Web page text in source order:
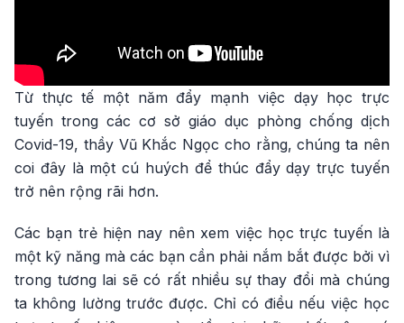
Từ thực tế một năm đẩy mạnh việc dạy học trực
tuyến trong các cơ sở giáo dục phòng chống dịch
Covid-19, thầy Vũ Khắc Ngọc cho rằng, chúng ta nên
coi đây là một cú huých để thúc đẩy dạy trực tuyến
trở nên rộng rãi hơn.
Các bạn trẻ hiện nay nên xem việc học trực tuyến là
một kỹ năng mà các bạn cần phải nắm bắt được bởi vì
trong tương lai sẽ có rất nhiều sự thay đổi mà chúng
ta không lường trước được. Chỉ có điều nếu việc học